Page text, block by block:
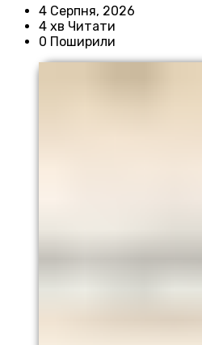
4 Серпня, 2026
4 хв Читати
0 Поширили